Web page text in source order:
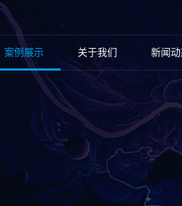
案例展示 关于我们 新闻